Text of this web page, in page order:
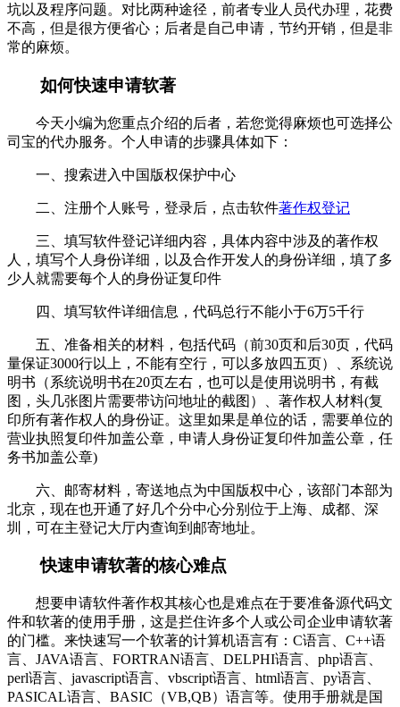
坑以及程序问题。对比两种途径，前者专业人员代办理，花费
不高，但是很方便省心；后者是自己申请，节约开销，但是非
常的麻烦。
如何快速申请软著
今天小编为您重点介绍的后者，若您觉得麻烦也可选择公
司宝的代办服务。个人申请的步骤具体如下：
一、搜索进入中国版权保护中心
二、注册个人账号，登录后，点击软件著作权登记
三、填写软件登记详细内容，具体内容中涉及的著作权
人，填写个人身份详细，以及合作开发人的身份详细，填了多
少人就需要每个人的身份证复印件
四、填写软件详细信息，代码总行不能小于6万5千行
五、准备相关的材料，包括代码（前30页和后30页，代码
量保证3000行以上，不能有空行，可以多放四五页）、系统说
明书（系统说明书在20页左右，也可以是使用说明书，有截
图，头几张图片需要带访问地址的截图）、著作权人材料(复
印所有著作权人的身份证。这里如果是单位的话，需要单位的
营业执照复印件加盖公章，申请人身份证复印件加盖公章，任
务书加盖公章)
六、邮寄材料，寄送地点为中国版权中心，该部门本部为
北京，现在也开通了好几个分中心分别位于上海、成都、深
圳，可在主登记大厅内查询到邮寄地址。
快速申请软著的核心难点
想要申请软件著作权其核心也是难点在于要准备源代码文
件和软著的使用手册，这是拦住许多个人或公司企业申请软著
的门槛。来快速写一个软著的计算机语言有：C语言、C++语
言、JAVA语言、FORTRAN语言、DELPHI语言、php语言、
perl语言、javascript语言、vbscript语言、html语言、py语言、
PASICAL语言、BASIC（VB,QB）语言等。使用手册就是国